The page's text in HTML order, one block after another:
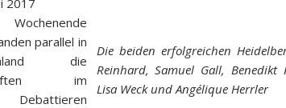
2017
Die beiden erfolgreichen
Reinhard, Samuel Gall, Benedikt
Lisa Weck und Angélique Herrler
parallel in
die
im
Debattieren